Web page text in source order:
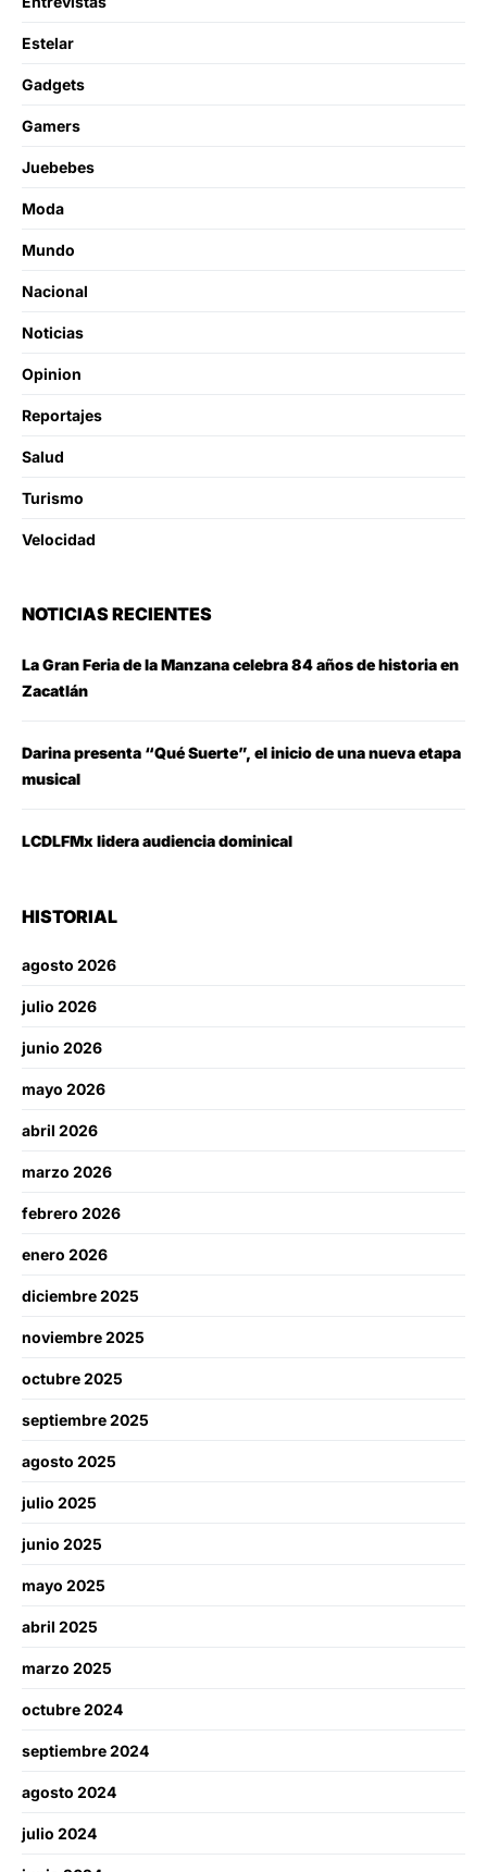
Estelar
Gadgets
Gamers
Juebebes
Moda
Mundo
Nacional
Noticias
Opinion
Reportajes
Salud
Turismo
Velocidad
NOTICIAS RECIENTES
La Gran Feria de la Manzana celebra 84 años de historia en
Zacatlán
Darina presenta “Qué Suerte”, el inicio de una nueva etapa
musical
LCDLFMx lidera audiencia dominical
HISTORIAL
agosto 2026
julio 2026
junio 2026
mayo 2026
abril 2026
marzo 2026
febrero 2026
enero 2026
diciembre 2025
noviembre 2025
octubre 2025
septiembre 2025
agosto 2025
julio 2025
junio 2025
mayo 2025
abril 2025
marzo 2025
octubre 2024
septiembre 2024
agosto 2024
julio 2024